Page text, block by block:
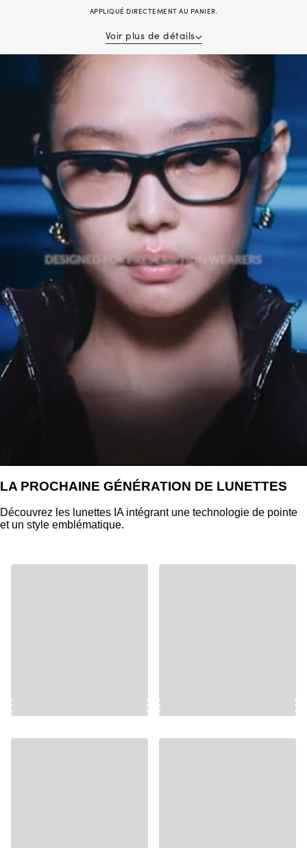
APPLIQUÉ DIRECTEMENT AU PANIER.
Voir plus de détails
Économisez 50% sur vos verres à l'achat d'une monture. Achat d’une
paire complète (monture + verres) requis; rabais appliqué aux verres.
Valable sur plusieurs paires. Ne peut être combinée avec les prestations
pour soins de la vue, les autres offres, les achats antérieurs, les lunettes
de lecture ou les lunettes de soleil sans ordonnance. Une ordonnance
valable est requise. Les montures Cartier®, Lindberg® et Maui Jim® sont
exclues. D’autres exclusions peuvent s’appliquer, consultez un associé en
boutique pour en savoir plus. Les remises sont appliquées sur le prix
étiqueté. Aucune valeur en espèces. Nul là où la loi l'interdit. Offre
valable en magasin et en ligne sur LensCrafters.com.
LA PROCHAINE GÉNÉRATION DE LUNETTES
Découvrez les lunettes IA intégrant une technologie de pointe
et un style emblématique.